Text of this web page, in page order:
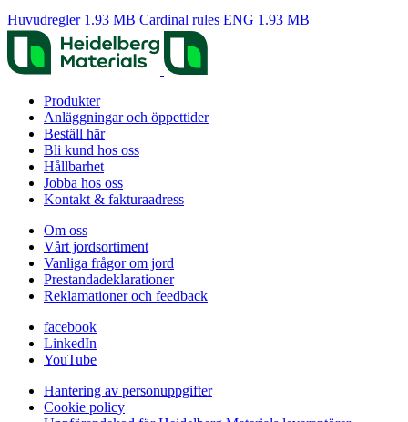
Huvudregler 1.93 MB Cardinal rules ENG 1.93 MB
Produkter
Anläggningar och öppettider
Beställ här
Bli kund hos oss
Hållbarhet
Jobba hos oss
Kontakt & fakturaadress
Om oss
Vårt jordsortiment
Vanliga frågor om jord
Prestanda­deklarationer
Reklamationer och feedback
facebook
LinkedIn
YouTube
Hantering av personuppgifter
Cookie policy